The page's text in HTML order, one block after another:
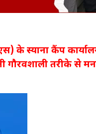
स्याना कैंप
गौरवशाली तरीके से